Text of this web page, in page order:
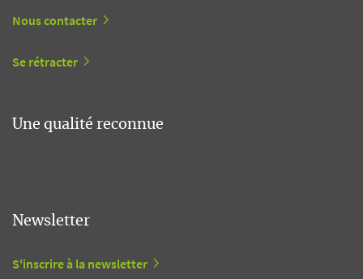
Nous contacter
Se rétracter
Une qualité reconnue
Newsletter
S'inscrire à la newsletter